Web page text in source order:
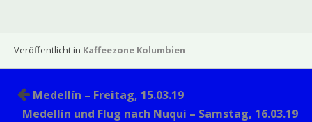
Veröffentlicht in Kaffeezone Kolumbien
Beitragsnavigation
Medellín – Freitag, 15.03.19
Medellín und Flug nach Nuqui – Samstag, 16.03.19